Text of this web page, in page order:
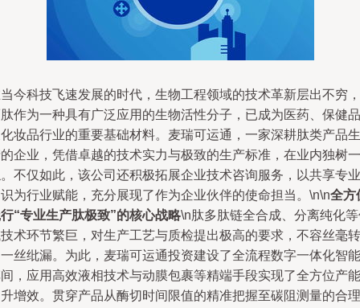
今科技飞速发展的时代，生物工程领域的技术革新层出不穷，
作为一种具有广泛应用的生物活性分子，已成为医药、保健品
妆品行业的重要基础材料。麦瑞可运通，一家深耕肽类产品生
企业，凭借卓越的技术实力与极致的生产标准，在业内独树一
不仅如此，该公司还积极拓展企业技术咨询服务，以共享专业
为行业赋能，充分展现了作为企业伙伴的使命担当。\n\n全方
“专业生产肽极致”的核心战略\n肽多肽链全合成、分离纯化
术环节繁巨，对生产工艺与质检提出极高的要求，不容丝毫转
丝纰漏。为此，麦瑞可运通投资建设了全流程数字一体化智能
，应用高效液相技术与动膜包裹等精端手段实现了全方位产能
增效。贯穿产品从酶切时间限值的精准把握至碳阻测量的合理